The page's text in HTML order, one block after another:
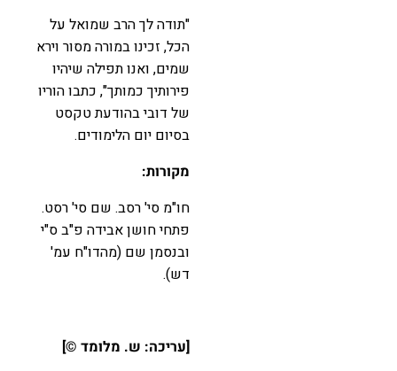
"תודה לך הרב שמואל על
הכל, זכינו במורה מסור וירא
שמים, ואנו תפילה שיהיו
פירותיך כמותך", כתבו הוריו
של דובי בהודעת טקסט
בסיום יום הלימודים.
מקורות:
חו"מ סי' רסב. שם סי' רסט.
פתחי חושן אבידה פ"ב ס"י
ובנסמן שם (מהדו"ח עמ'
דש).
[עריכה: ש. מלומד ©️]